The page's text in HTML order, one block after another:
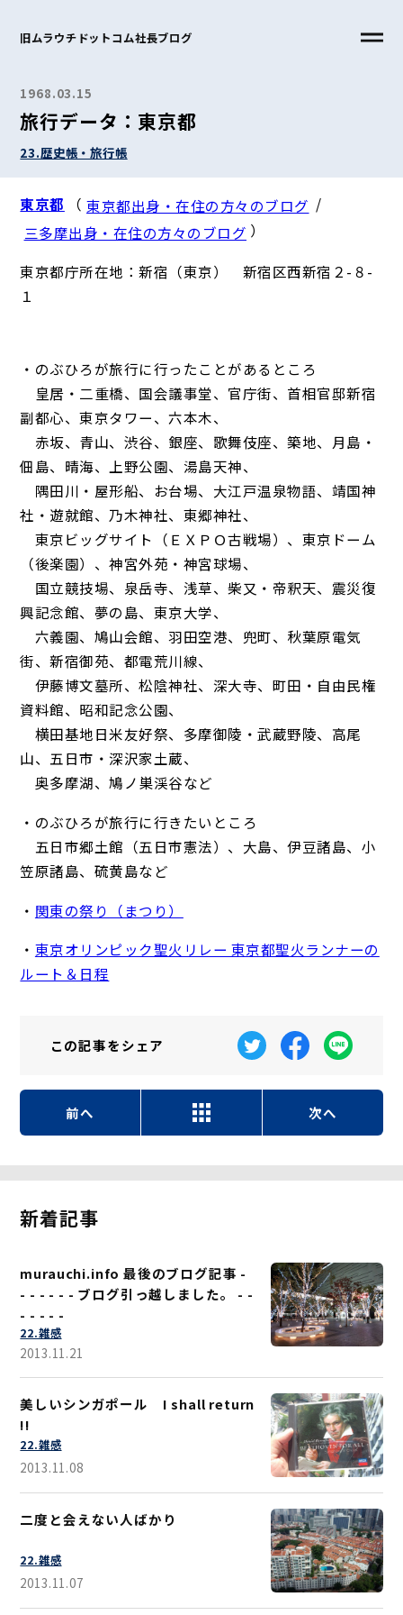
旧ムラウチドットコム社長ブログ
1968.03.15
旅行データ：東京都
23.歴史帳・旅行帳
東京都 （ 東京都出身・在住の方々のブログ /
三多摩出身・在住の方々のブログ ）
東京都庁所在地：新宿（東京） 新宿区西新宿２-８-
１
・のぶひろが旅行に行ったことがあるところ
皇居・二重橋、国会議事堂、官庁街、首相官邸新宿
副都心、東京タワー、六本木、
赤坂、青山、渋谷、銀座、歌舞伎座、築地、月島・
佃島、晴海、上野公園、湯島天神、
隅田川・屋形船、お台場、大江戸温泉物語、靖国神
社・遊就館、乃木神社、東郷神社、
東京ビッグサイト（ＥＸＰＯ古戦場）、東京ドーム
（後楽園）、神宮外苑・神宮球場、
国立競技場、泉岳寺、浅草、柴又・帝釈天、震災復
興記念館、夢の島、東京大学、
六義園、鳩山会館、羽田空港、兜町、秋葉原電気
街、新宿御苑、都電荒川線、
伊藤博文墓所、松陰神社、深大寺、町田・自由民権
資料館、昭和記念公園、
横田基地日米友好祭、多摩御陵・武蔵野陵、高尾
山、五日市・深沢家土蔵、
奥多摩湖、鳩ノ巣渓谷など
・のぶひろが旅行に行きたいところ
五日市郷土館（五日市憲法）、大島、伊豆諸島、小
笠原諸島、硫黄島など
・ 関東の祭り（まつり）
・ 東京オリンピック聖火リレー 東京都聖火ランナーの
ルート＆日程
この記事をシェア
前へ 次へ
新着記事
murauchi.info 最後のブログ記事 -
- - - - - - ブログ引っ越しました。 - -
- - - - -
22.雑感
2013.11.21
美しいシンガポール I shall return
!!
22.雑感
2013.11.08
二度と会えない人ばかり
22.雑感
2013.11.07